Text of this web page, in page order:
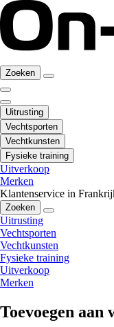
Zoeken
Uitrusting
Vechtsporten
Vechtkunsten
Fysieke training
Uitverkoop
Merken
Klantenservice in
Zoeken
Uitrusting
Vechtsporten
Vechtkunsten
Fysieke training
Uitverkoop
Merken
Toevoegen aan